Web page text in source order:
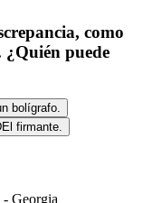
como
puede
bolígrafo.
El firmante.
Georgia